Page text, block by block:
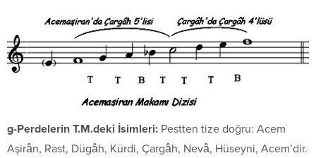
g-Perdelerin T.M.deki İsimleri: Pestten tize doğru: Acem
Aşirân, Rast, Dügâh, Kürdi, Çargâh, Nevâ, Hüseyni, Acem’dir.